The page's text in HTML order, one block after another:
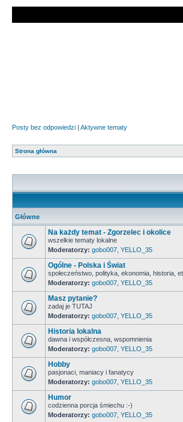
Posty bez odpowiedzi | Aktywne tematy
Strona główna
Główne
Na każdy temat - Zgorzelec i okolice
wszelkie tematy lokalne
Moderatorzy: gobo007 YELLO_35
Ogólne - Polska i Świat
społeczeństwo, polityka, ekonomia, historia,
Moderatorzy: gobo007 YELLO_35
Masz pytanie?
zadaj je TUTAJ
Moderatorzy: gobo007 YELLO_35
Historia lokalna
dawna i współczesna, wspomnienia
Moderatorzy: gobo007 YELLO_35
Hobby
pasjonaci, maniacy i fanatycy
Moderatorzy: gobo007 YELLO_35
Humor
codzienna porcja śmiechu :-)
Moderatorzy: gobo007 YELLO_35